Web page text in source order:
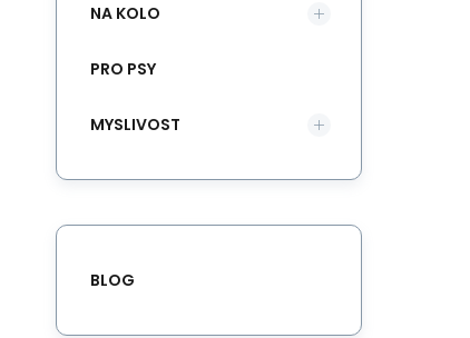
NA KOLO
PRO PSY
MYSLIVOST
BLOG